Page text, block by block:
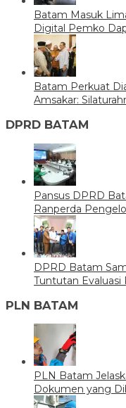
Batam Masuk
Digital Pemko
Batam Perkuat
Amsakar:
DPRD BATAM
Pansus DPRD
Ranperda
DPRD Batam
Tuntutan
PLN BATAM
PLN Batam
Dokumen yang